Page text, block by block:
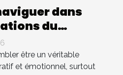
dans
du
avocat ?
être un véritable
et émotionnel, surtout